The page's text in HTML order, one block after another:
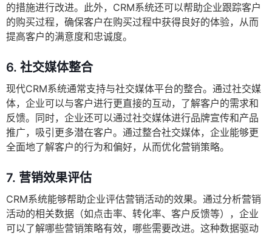
的措施进行改进。此外，CRM系统还可以帮助企业跟踪客户
的购买过程，确保客户在购买过程中获得良好的体验，从而
提高客户的满意度和忠诚度。
6. 社交媒体整合
现代CRM系统通常支持与社交媒体平台的整合。通过社交媒
体，企业可以与客户进行更直接的互动，了解客户的需求和
反馈。同时，企业还可以通过社交媒体进行品牌宣传和产品
推广，吸引更多潜在客户。通过整合社交媒体，企业能够更
全面地了解客户的行为和偏好，从而优化营销策略。
7. 营销效果评估
CRM系统能够帮助企业评估营销活动的效果。通过分析营销
活动的相关数据（如点击率、转化率、客户反馈等），企业
可以了解哪些营销策略有效，哪些需要改进。这种数据驱动